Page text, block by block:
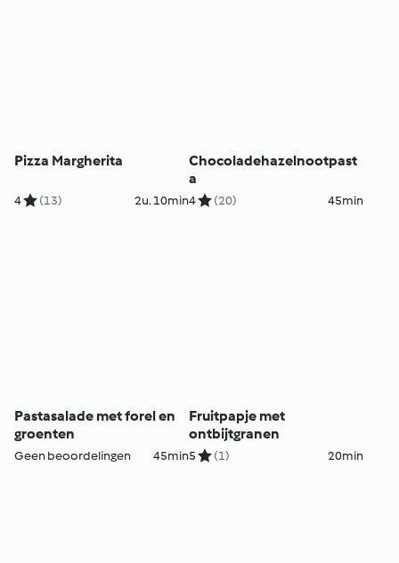
Pizza Margherita
4 (13) 2u. 10min
Chocoladehazelnootpast
a
4 (20) 45min
Pastasalade met forel en
groenten
Geen beoordelingen 45min
Fruitpapje met
ontbijtgranen
5 (1) 20min